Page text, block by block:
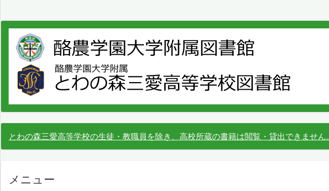
とわの森三愛高等学校の生徒・教職員を除き、高校所蔵の書籍は閲覧・貸出できません。
メニュー